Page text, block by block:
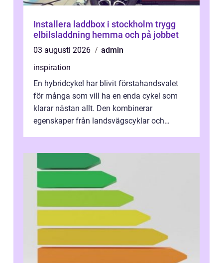
Installera laddbox i stockholm trygg
elbilsladdning hemma och på jobbet
03 augusti 2026
admin
inspiration
En hybridcykel har blivit förstahandsvalet
för många som vill ha en enda cykel som
klarar nästan allt. Den kombinerar
egenskaper från landsvägscyklar och